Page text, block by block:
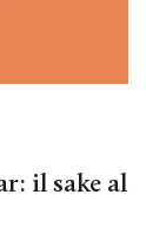
il sake al